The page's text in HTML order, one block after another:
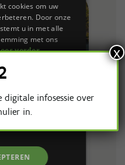
infosessie over
in.
x
cookies om uw
Door onze
u in met alle
met ons
verder
TARGETING